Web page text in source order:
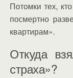
Потомки тех,
посмертно
квартирам».
Откуда
страха»?